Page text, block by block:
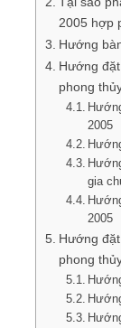
2005 hợp
Hướng
Hướng
phong
2005
gia
2005
Hướng
phong